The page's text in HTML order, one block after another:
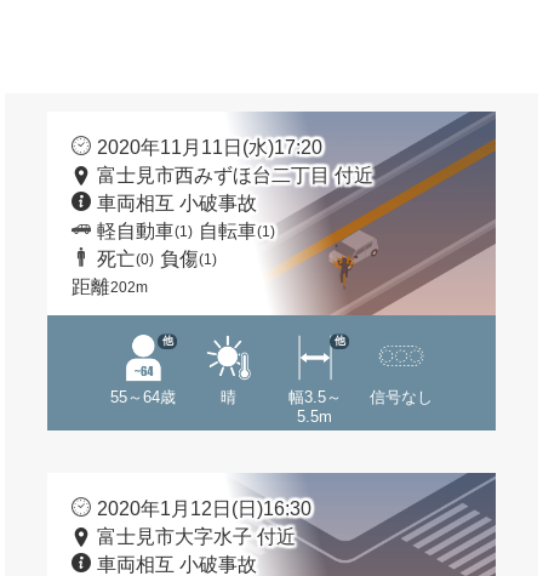
2020年11月11日(水)17:20
富士見市西みずほ台二丁目 付近
車両相互 小破事故
軽自動車(1) 自転車(1)
死亡(0) 負傷(1)
距離202m
55～64歳
他
晴
幅3.5～
5.5m
他
信号なし
2020年1月12日(日)16:30
富士見市大字水子 付近
車両相互 小破事故